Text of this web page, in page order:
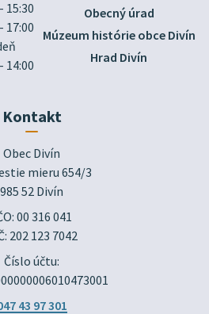
15:30
17:00
14:00
Obecný úrad
Múzeum histórie obce Divín
Hrad Divín
Kontakt
Obec Divín
mieru 654/3
985 52 Divín
00 316 041
202 123 7042
Číslo účtu:
43 97 301